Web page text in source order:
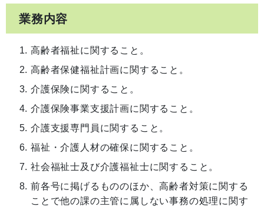
業務内容
高齢者福祉に関すること。
高齢者保健福祉計画に関すること。
介護保険に関すること。
介護保険事業支援計画に関すること。
介護支援専門員に関すること。
福祉・介護人材の確保に関すること。
社会福祉士及び介護福祉士に関すること。
前各号に掲げるもののほか、高齢者対策に関する
ことで他の課の主管に属しない事務の処理に関す